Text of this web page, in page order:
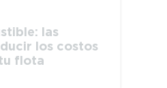
las
los costos
flota